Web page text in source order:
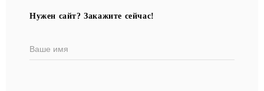
Нужен сайт? Закажите сейчас!
Ваше имя